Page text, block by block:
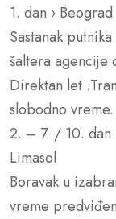
1. dan ›
Sastanak
šaltera agencije
Direktan let
slobodno
2. – 7. / 10. dan
Limasol
Boravak u
vreme